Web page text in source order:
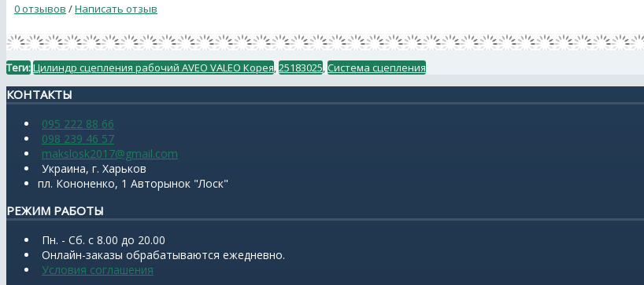
0 отзывов /Написать отзыв
Теги:Цилиндр сцепления рабочий AVEO VALEO Корея,25183025,Система сцепления
КОНТАКТЫ
095 222 88 66
098 239 46 57
makslosk2017@gmail.com
Украина, г. Харьков
пл. Кононенко, 1 Авторынок "Лоск"
РЕЖИМ РАБОТЫ
Пн. - Сб. с 8.00 до 20.00
Онлайн-заказы обрабатываются ежедневно.
Условия соглашения